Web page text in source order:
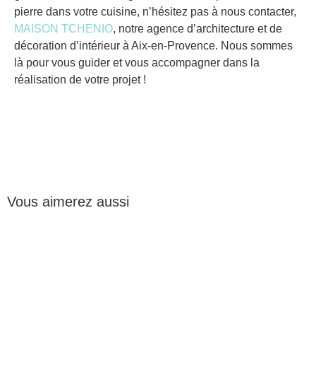
pierre dans votre cuisine, n’hésitez pas à nous contacter,
MAISON TCHENIO, notre agence d’architecture et de
décoration d’intérieur à Aix-en-Provence. Nous sommes
là pour vous guider et vous accompagner dans la
réalisation de votre projet !
Vous aimerez aussi